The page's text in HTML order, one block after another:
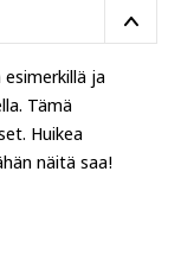
ja
Tämä
Huikea
näitä saa!